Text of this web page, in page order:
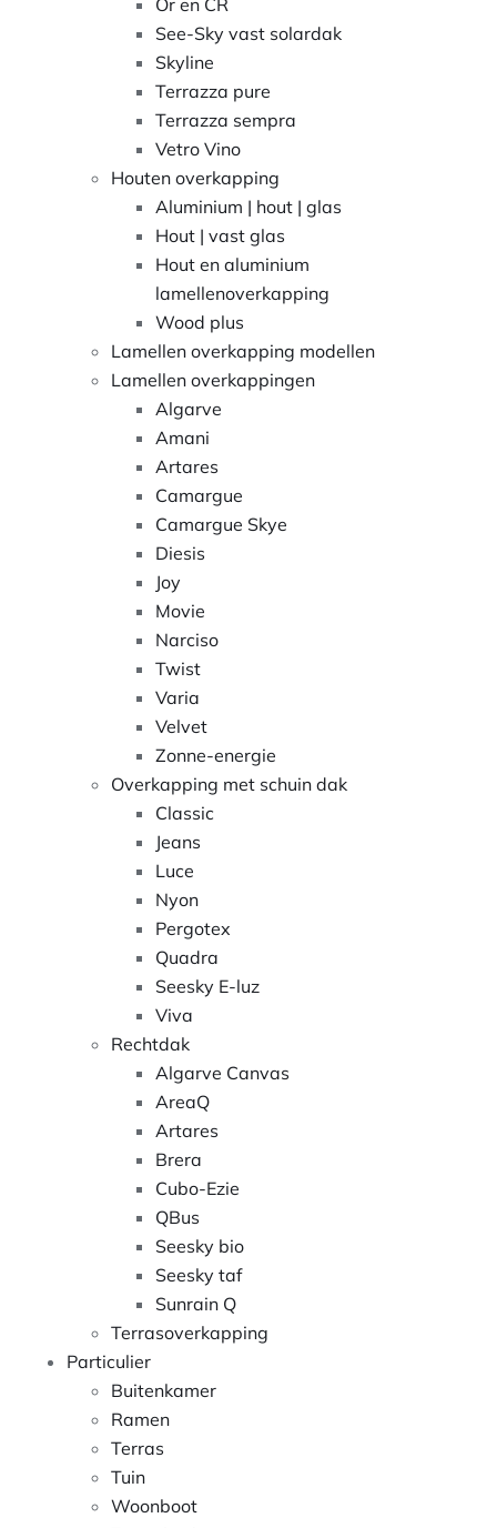
Or en CR
See-Sky vast solardak
Skyline
Terrazza pure
Terrazza sempra
Vetro Vino
Houten overkapping
Aluminium | hout | glas
Hout | vast glas
Hout en aluminium
lamellenoverkapping
Wood plus
Lamellen overkapping modellen
Lamellen overkappingen
Algarve
Amani
Artares
Camargue
Camargue Skye
Diesis
Joy
Movie
Narciso
Twist
Varia
Velvet
Zonne-energie
Overkapping met schuin dak
Classic
Jeans
Luce
Nyon
Pergotex
Quadra
Seesky E-luz
Viva
Rechtdak
Algarve Canvas
AreaQ
Artares
Brera
Cubo-Ezie
QBus
Seesky bio
Seesky taf
Sunrain Q
Terrasoverkapping
Particulier
Buitenkamer
Ramen
Terras
Tuin
Woonboot